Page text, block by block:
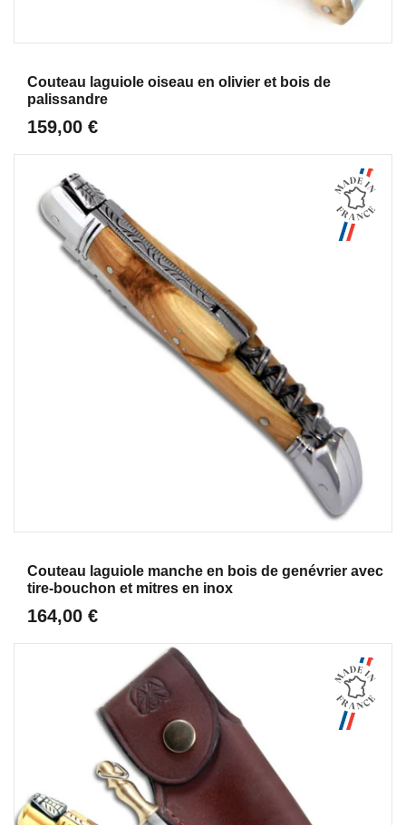
Couteau laguiole oiseau en olivier et bois de
palissandre
159,00 €
Couteau laguiole manche en bois de genévrier avec
tire-bouchon et mitres en inox
164,00 €